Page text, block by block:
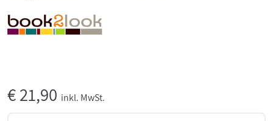
€21,90 inkl. MwSt.